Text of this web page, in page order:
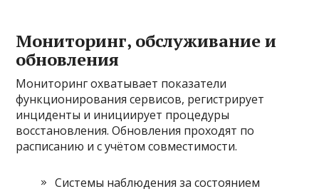
Мониторинг, обслуживание и
обновления
Мониторинг охватывает показатели
функционирования сервисов, регистрирует
инциденты и инициирует процедуры
восстановления. Обновления проходят по
расписанию и с учётом совместимости.
Системы наблюдения за состоянием